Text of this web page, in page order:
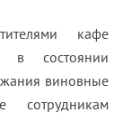
кафе
в состоянии
виновные
сотрудникам